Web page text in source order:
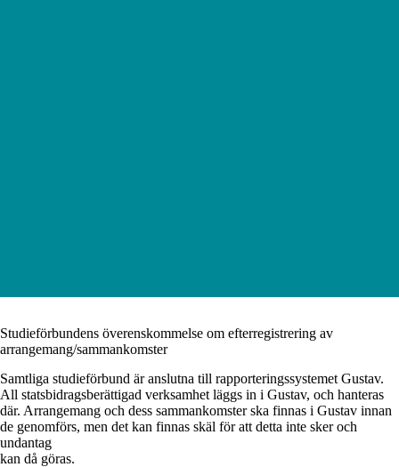
Studieförbundens överenskommelse om efterregistrering av
arrangemang/sammankomster
Samtliga studieförbund är anslutna till rapporteringssystemet Gustav.
All statsbidragsberättigad verksamhet läggs in i Gustav, och hanteras
där. Arrangemang och dess sammankomster ska finnas i Gustav innan
de genomförs, men det kan finnas skäl för att detta inte sker och
undantag
kan då göras.